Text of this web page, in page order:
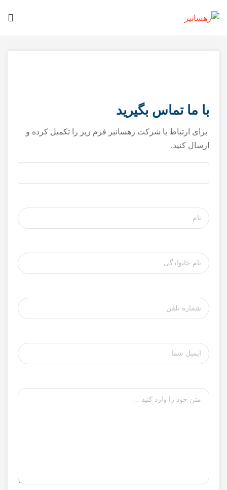
با ما تماس بگیرید
برای ارتباط با شرکت رهسانیر فرم زیر را تکمیل کرده و
ارسال کنید.